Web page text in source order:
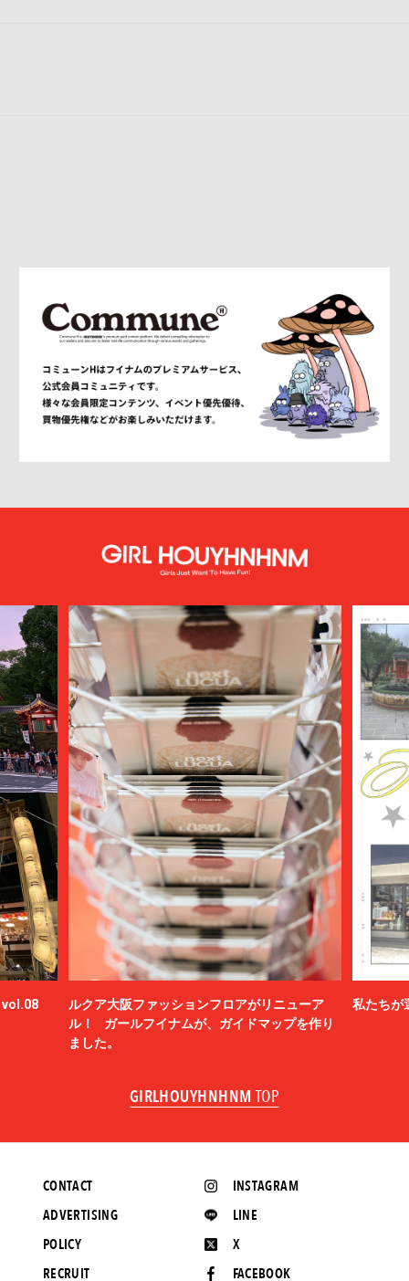
vol.08
ルクア大阪ファッションフロアがリニューア
ル！ ガールフイナムが、ガイドマップを作り
ました。
私たちが
GIRLHOUYHNHNM TOP
INSTAGRAM
LINE
X
FACEBOOK
CONTACT
ADVERTISING
POLICY
RECRUIT